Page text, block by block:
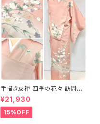
手描き友禅 四季の花々 訪問着
袷 正絹 サーモンピンク クリー
ム 白 桃花色 1434
¥21,930
15%OFF